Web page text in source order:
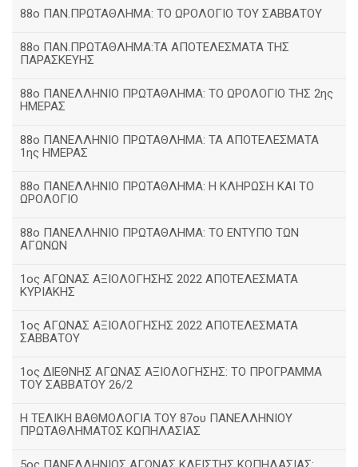
88ο ΠΑΝ.ΠΡΩΤΑΘΛΗΜΑ: ΤΟ ΩΡΟΛΟΓΙΟ ΤΟΥ ΣΑΒΒΑΤΟΥ
88ο ΠΑΝ.ΠΡΩΤΑΘΛΗΜΑ:ΤΑ ΑΠΟΤΕΛΕΣΜΑΤΑ ΤΗΣ
ΠΑΡΑΣΚΕΥΗΣ
88ο ΠΑΝΕΛΛΗΝΙΟ ΠΡΩΤΑΘΛΗΜΑ: ΤΟ ΩΡΟΛΟΓΙΟ ΤΗΣ 2ης
ΗΜΕΡΑΣ
88ο ΠΑΝΕΛΛΗΝΙΟ ΠΡΩΤΑΘΛΗΜΑ: ΤΑ ΑΠΟΤΕΛΕΣΜΑΤΑ
1ης ΗΜΕΡΑΣ
88ο ΠΑΝΕΛΛΗΝΙΟ ΠΡΩΤΑΘΛΗΜΑ: Η ΚΛΗΡΩΣΗ ΚΑΙ ΤΟ
ΩΡΟΛΟΓΙΟ
88ο ΠΑΝΕΛΛΗΝΙΟ ΠΡΩΤΑΘΛΗΜΑ: ΤΟ ΕΝΤΥΠΟ ΤΩΝ
ΑΓΩΝΩΝ
1ος ΑΓΩΝΑΣ ΑΞΙΟΛΟΓΗΣΗΣ 2022 ΑΠΟΤΕΛΕΣΜΑΤΑ
ΚΥΡΙΑΚΗΣ
1ος ΑΓΩΝΑΣ ΑΞΙΟΛΟΓΗΣΗΣ 2022 ΑΠΟΤΕΛΕΣΜΑΤΑ
ΣΑΒΒΑΤΟΥ
1ος ΔΙΕΘΝΗΣ ΑΓΩΝΑΣ ΑΞΙΟΛΟΓΗΣΗΣ: ΤΟ ΠΡΟΓΡΑΜΜΑ
ΤΟΥ ΣΑΒΒΑΤΟΥ 26/2
Η ΤΕΛΙΚΗ ΒΑΘΜΟΛΟΓΙΑ ΤΟΥ 87ου ΠΑΝΕΛΛΗΝΙΟΥ
ΠΡΩΤΑΘΛΗΜΑΤΟΣ ΚΩΠΗΛΑΣΙΑΣ